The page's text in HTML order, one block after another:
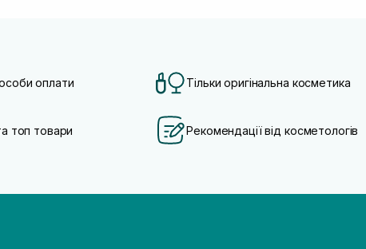
оплати Тільки оригінальна косметика
топ товари Рекомендації від косметологів